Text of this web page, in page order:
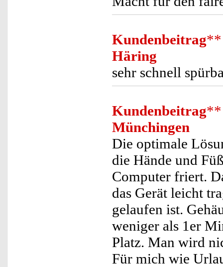
Kundenbeitrag**
Häring
sehr schnell
Kundenbeitrag**
Münchingen
Die optimale
die Hände und
Computer friert.
das Gerät leicht
gelaufen ist.
weniger als 1er
Platz. Man wird
Für mich wie